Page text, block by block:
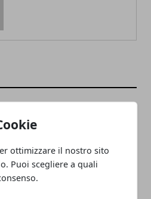
ottimizzare il nostro sito
Puoi scegliere a quali